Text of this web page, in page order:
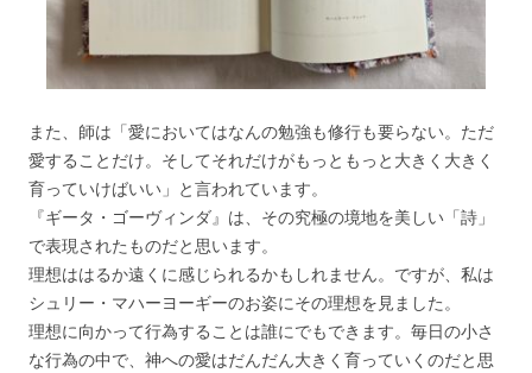
また、師は「愛においてはなんの勉強も修行も要らない。ただ
愛することだけ。そしてそれだけがもっともっと大きく大きく
育っていけばいい」と言われています。
『ギータ・ゴーヴィンダ』は、その究極の境地を美しい「詩」
で表現されたものだと思います。
理想ははるか遠くに感じられるかもしれません。ですが、私は
シュリー・マハーヨーギーのお姿にその理想を見ました。
理想に向かって行為することは誰にでもできます。毎日の小さ
な行為の中で、神への愛はだんだん大きく育っていくのだと思